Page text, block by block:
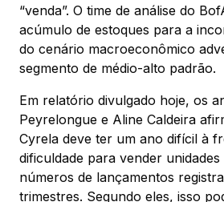
“venda”. O time de análise do
acúmulo de estoques para a
do cenário macroeconômico
segmento de médio-alto padrão.
Em relatório divulgado hoje, os
Peyrelongue e Aline Caldeira
Cyrela deve ter um ano difícil à
dificuldade para vender
números de lançamentos
trimestres. Segundo eles, isso